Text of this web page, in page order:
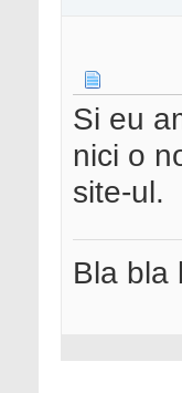
Si eu
nici o
site-ul.
Bla bla